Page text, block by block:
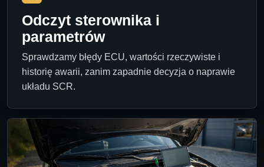
Odczyt sterownika i
parametrów
Sprawdzamy błędy ECU, wartości rzeczywiste i
historię awarii, zanim zapadnie decyzja o naprawie
układu SCR.